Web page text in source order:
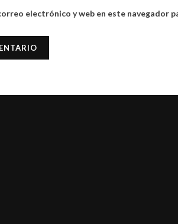
electrónico y web en este navegador